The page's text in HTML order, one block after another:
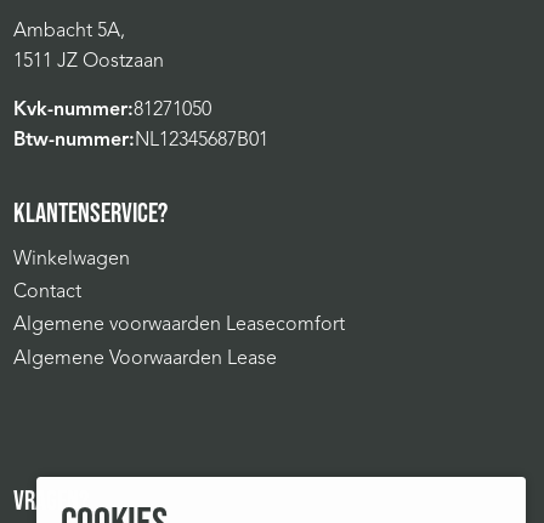
Ambacht 5A,
1511 JZ Oostzaan
Kvk-nummer:81271050
Btw-nummer:NL12345687B01
KLANTENSERVICE?
Winkelwagen
Contact
Algemene voorwaarden Leasecomfort
Algemene Voorwaarden Lease
VRAGEN?